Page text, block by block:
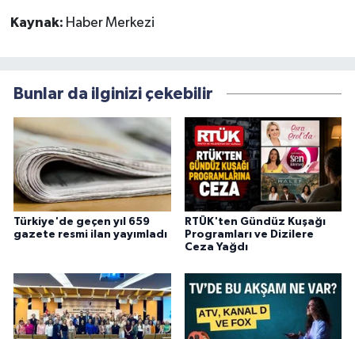
Kaynak: Haber Merkezi
Bunlar da ilginizi çekebilir
Türkiye'de geçen yıl 659
gazete resmi ilan yayımladı
RTÜK'ten Gündüz Kuşağı
Programları ve Dizilere
Ceza Yağdı